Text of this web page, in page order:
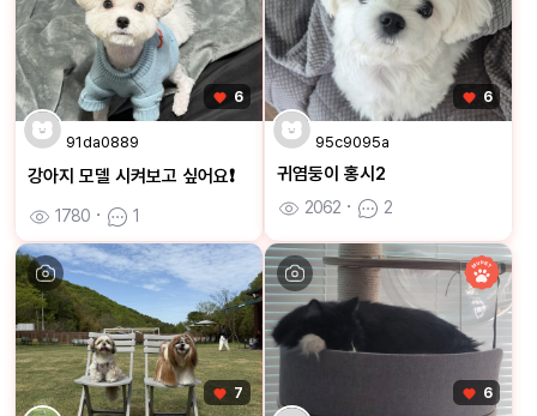
6
91da0889
강아지 모델 시켜보고 싶어요❗️
1780 ㆍ 1
6
95c9095a
귀염둥이 홍시2
2062 ㆍ 2
7 6